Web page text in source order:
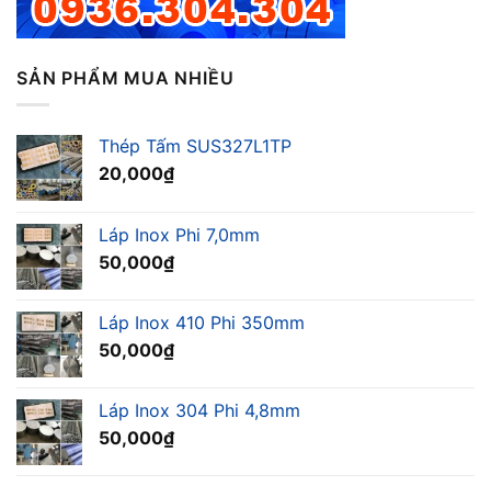
SẢN PHẨM MUA NHIỀU
Thép Tấm SUS327L1TP
20,000₫
Láp Inox Phi 7,0mm
50,000₫
Láp Inox 410 Phi 350mm
50,000₫
Láp Inox 304 Phi 4,8mm
50,000₫